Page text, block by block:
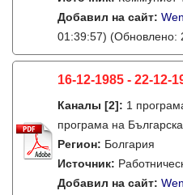
Добавил на сайт:
01:39:57) (Обновлено:
16-12-1985 - 22-12-
Каналы [2]: 1
програма на
Регион: Болгария
Источник:
Добавил на сайт: